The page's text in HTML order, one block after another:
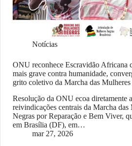
Notícias
ONU reconhece Escravidão Africana
mais grave contra humanidade,
grito coletivo da Marcha das Mulheres
Resolução da ONU ecoa diretamente
reivindicações centrais da Marcha das
Negras por Reparação e Bem Viver,
em Brasília (DF), em…
mar 27, 2026